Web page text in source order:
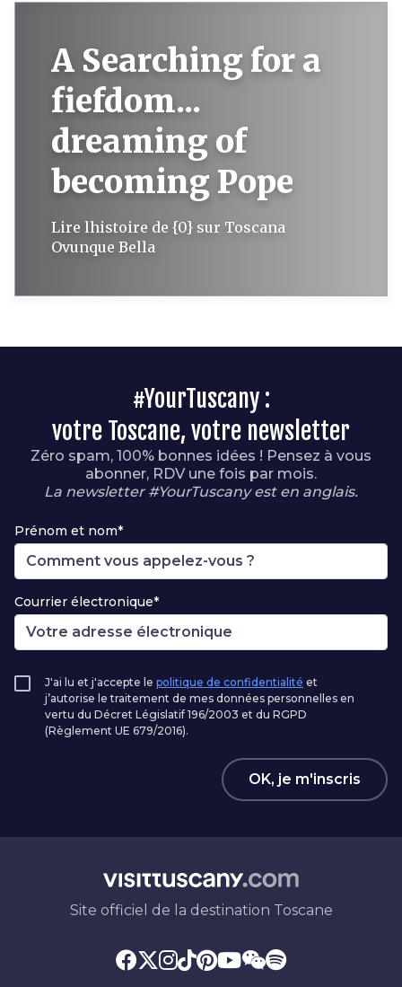
A Searching for a
fiefdom...
dreaming of
becoming Pope
Lire lhistoire de {0} sur Toscana
Ovunque Bella
#YourTuscany :
votre Toscane, votre newsletter
Zéro spam, 100% bonnes idées ! Pensez à vous
abonner, RDV une fois par mois.
La newsletter #YourTuscany est en anglais.
Prénom et nom*
Courrier électronique*
J'ai lu et j'accepte le politique de confidentialité et
j’autorise le traitement de mes données personnelles en
vertu du Décret Législatif 196/2003 et du RGPD
(Règlement UE 679/2016).
OK, je m'inscris
Site officiel de la destination Toscane